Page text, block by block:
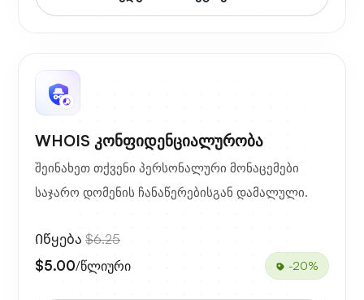
WHOIS კონფიდენციალურობა
შეინახეთ თქვენი პერსონალური მონაცემები
საჯარო დომენის ჩანაწერებისგან დამალული.
Იწყება $6.25
$5.00/წლიური -20%